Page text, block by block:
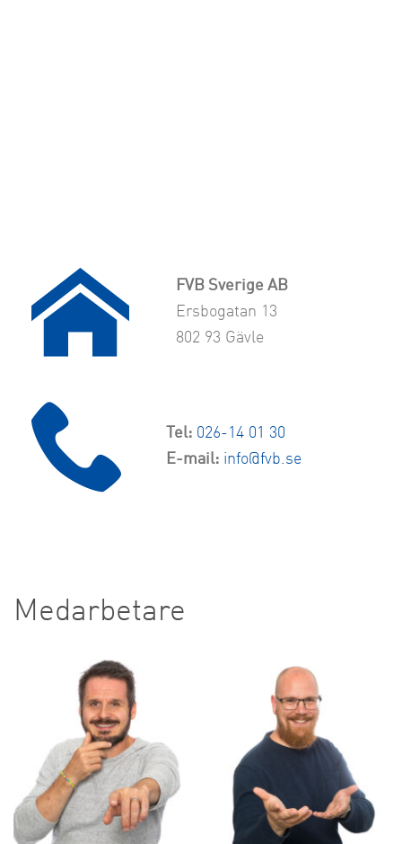
FVB Sverige AB
Ersbogatan 13
802 93 Gävle
Tel: 026-14 01 30
E-mail: info@fvb.se
Medarbetare